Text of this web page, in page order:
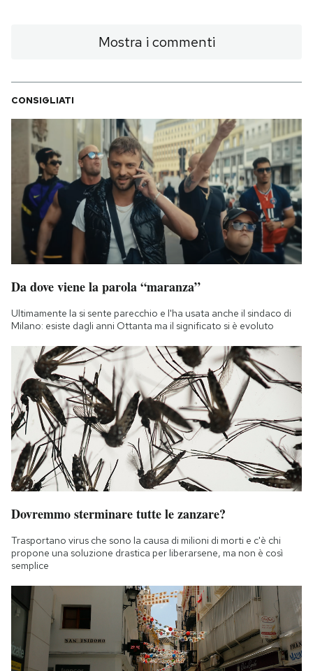
Mostra i commenti
CONSIGLIATI
Da dove viene la parola “maranza”
Ultimamente la si sente parecchio e l'ha usata anche il sindaco di
Milano: esiste dagli anni Ottanta ma il significato si è evoluto
Dovremmo sterminare tutte le zanzare?
Trasportano virus che sono la causa di milioni di morti e c'è chi
propone una soluzione drastica per liberarsene, ma non è così
semplice